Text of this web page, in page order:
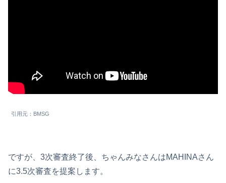
引用元：BMSG
ですが、3次審査終了後、ちゃんみなさんはMAHINAさん
に3.5次審査を提案します。